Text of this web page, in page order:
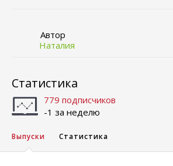
Автор
Наталия
Статистика
779 подписчиков
-1 за неделю
Выпуски Статистика